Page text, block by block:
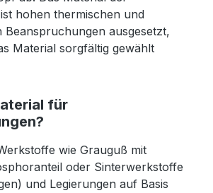
hohen thermischen und
Beanspruchungen ausgesetzt,
Material sorgfältig gewählt
für
wie Grauguß mit
oder Sinterwerkstoffe
und Legierungen auf Basis